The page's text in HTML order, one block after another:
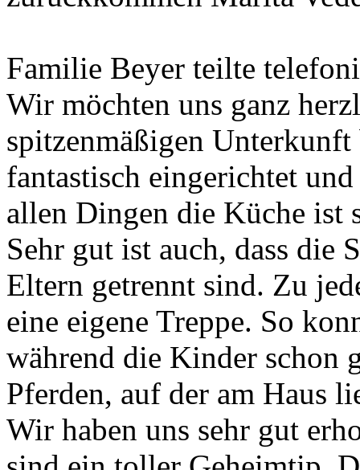
Familie Beyer teilte
Wir möchten uns ganz
spitzenmäßigen Unterkunft
fantastisch eingerichtet
allen Dingen die Küche ist
Sehr gut ist auch, dass die
Eltern getrennt sind. Zu
eine eigene Treppe. So
während die Kinder schon
Pferden, auf der am Haus
Wir haben uns sehr gut